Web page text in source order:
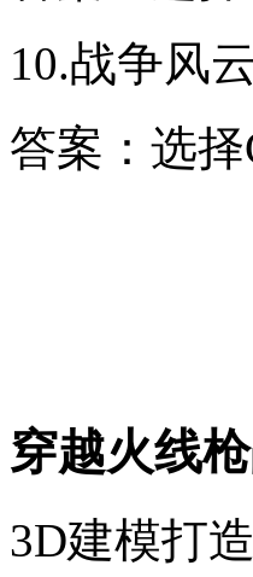
10.战争风
答案：选
穿越火线
3D建模打